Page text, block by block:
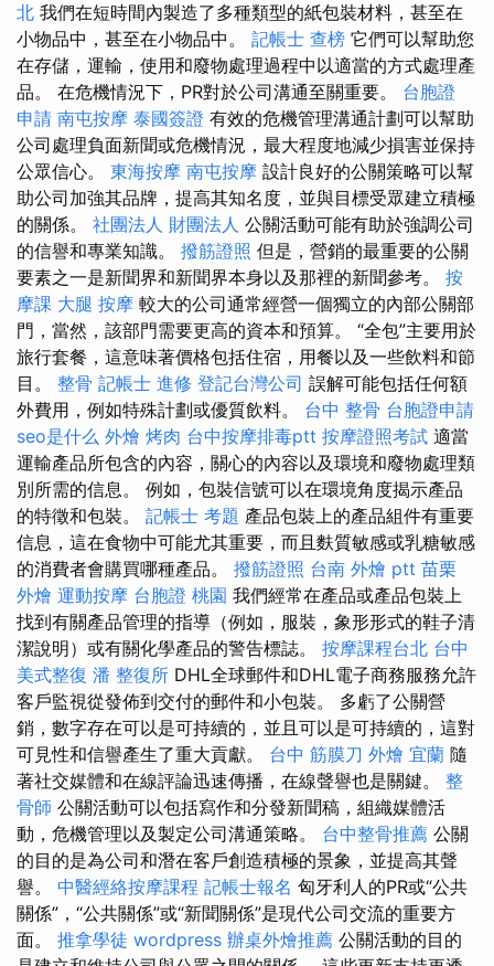
北 我們在短時間內製造了多種類型的紙包裝材料，甚至在
小物品中，甚至在小物品中。 記帳士 查榜 它們可以幫助您
在存儲，運輸，使用和廢物處理過程中以適當的方式處理產
品。 在危機情況下，PR對於公司溝通至關重要。 台胞證
申請 南屯按摩 泰國簽證 有效的危機管理溝通計劃可以幫助
公司處理負面新聞或危機情況，最大程度地減少損害並保持
公眾信心。 東海按摩 南屯按摩 設計良好的公關策略可以幫
助公司加強其品牌，提高其知名度，並與目標受眾建立積極
的關係。 社團法人 財團法人 公關活動可能有助於強調公司
的信譽和專業知識。 撥筋證照 但是，營銷的最重要的公關
要素之一是新聞界和新聞界本身以及那裡的新聞參考。 按
摩課 大腿 按摩 較大的公司通常經營一個獨立的內部公關部
門，當然，該部門需要更高的資本和預算。 “全包”主要用於
旅行套餐，這意味著價格包括住宿，用餐以及一些飲料和節
目。 整骨 記帳士 進修 登記台灣公司 誤解可能包括任何額
外費用，例如特殊計劃或優質飲料。 台中 整骨 台胞證申請
seo是什么 外燴 烤肉 台中按摩排毒ptt 按摩證照考試 適當
運輸產品所包含的內容，關心的內容以及環境和廢物處理類
別所需的信息。 例如，包裝信號可以在環境角度揭示產品
的特徵和包裝。 記帳士 考題 產品包裝上的產品組件有重要
信息，這在食物中可能尤其重要，而且麩質敏感或乳糖敏感
的消費者會購買哪種產品。 撥筋證照 台南 外燴 ptt 苗栗
外燴 運動按摩 台胞證 桃園 我們經常在產品或產品包裝上
找到有關產品管理的指導（例如，服裝，象形形式的鞋子清
潔說明）或有關化學產品的警告標誌。 按摩課程台北 台中
美式整復 潘 整復所 DHL全球郵件和DHL電子商務服務允許
客戶監視從發佈到交付的郵件和小包裝。 多虧了公關營
銷，數字存在可以是可持續的，並且可以是可持續的，這對
可見性和信譽產生了重大貢獻。 台中 筋膜刀 外燴 宜蘭 隨
著社交媒體和在線評論迅速傳播，在線聲譽也是關鍵。 整
骨師 公關活動可以包括寫作和分發新聞稿，組織媒體活
動，危機管理以及製定公司溝通策略。 台中整骨推薦 公關
的目的是為公司和潛在客戶創造積極的景象，並提高其聲
譽。 中醫經絡按摩課程 記帳士報名 匈牙利人的PR或“公共
關係”，“公共關係”或“新聞關係”是現代公司交流的重要方
面。 推拿學徒 wordpress 辦桌外燴推薦 公關活動的目的